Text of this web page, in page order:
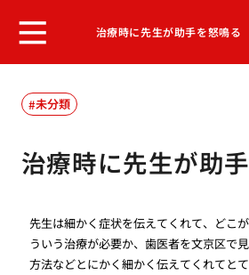
治療時に先生が助手を怒鳴る
未分類
治療時に先生が助
先生は細かく症状を伝えてくれて、どこ
ういう治療が必要か、歯医者を文京区で
方法などとにかく細かく伝えてくれてと